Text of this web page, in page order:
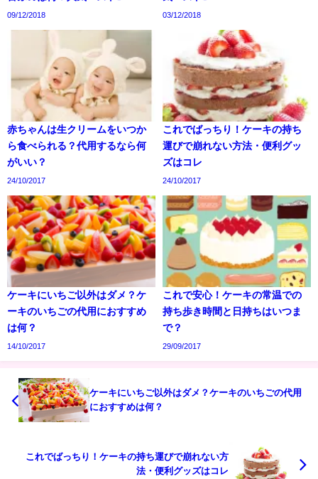
09/12/2018 03/12/2018
赤ちゃんは生クリームをいつか
ら食べられる？代用するなら何
がいい？
24/10/2017
これでばっちり！ケーキの持ち
運びで崩れない方法・便利グッ
ズはコレ
24/10/2017
ケーキにいちご以外はダメ？ケ
ーキのいちごの代用におすすめ
は何？
14/10/2017
これで安心！ケーキの常温での
持ち歩き時間と日持ちはいつま
で？
29/09/2017
ケーキにいちご以外はダメ？ケーキのいちごの代用
におすすめは何？
これでばっちり！ケーキの持ち運びで崩れない方
法・便利グッズはコレ